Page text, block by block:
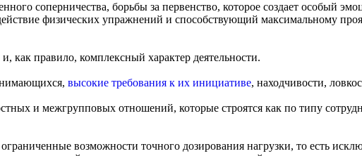
соперничества, борьбы за первенство, которое создает особый
физических упражнений и способствующий максимальному
как правило, комплексный характер деятельности.
высокие требования к их инициативе, находчивости,
и межгрупповых отношений, которые строятся как по типу
возможности точного дозирования нагрузки, то есть